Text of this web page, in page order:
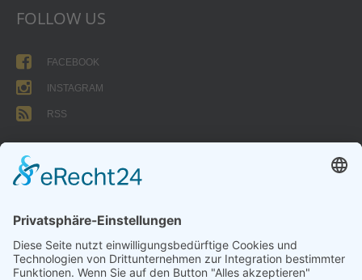
FOLLOW US
FACEBOOK
INSTAGRAM
RSS
FORMULARE
Abteilungsbeitrag aktive Spieler:
Jugendliche unter 18: 25 EUR
Erwachsene: 50 EUR
UMMELDEANTRAG